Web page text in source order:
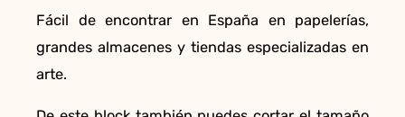
Fácil de encontrar en España en papelerías,
grandes almacenes y tiendas especializadas en
arte.